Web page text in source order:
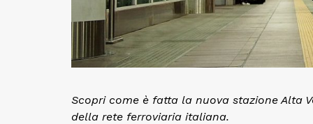
Scopri come è fatta la nuova stazione Alta
della rete ferroviaria italiana.